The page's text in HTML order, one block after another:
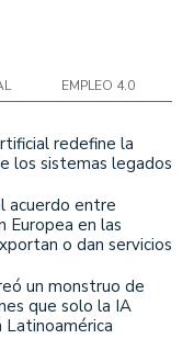
EMPLEO 4.0
redefine la
los sistemas legados
acuerdo entre
Europea en las
o dan servicios
un monstruo de
que solo la IA